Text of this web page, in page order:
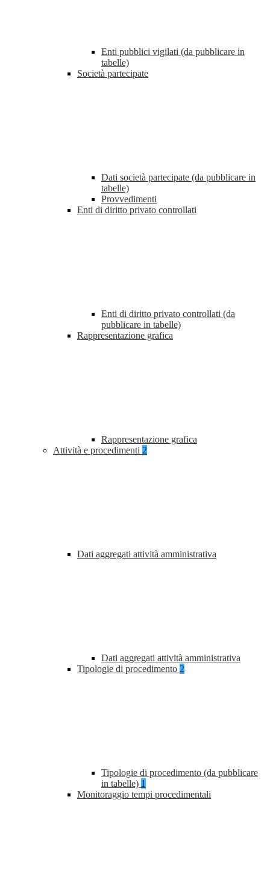
Enti pubblici vigilati (da pubblicare in
tabelle)
Società partecipate
Dati società partecipate (da pubblicare in
tabelle)
Provvedimenti
Enti di diritto privato controllati
Enti di diritto privato controllati (da
pubblicare in tabelle)
Rappresentazione grafica
Rappresentazione grafica
Attività e procedimenti 2
Dati aggregati attività amministrativa
Dati aggregati attività amministrativa
Tipologie di procedimento 2
Tipologie di procedimento (da pubblicare
in tabelle) 1
Monitoraggio tempi procedimentali